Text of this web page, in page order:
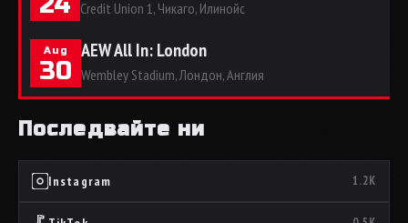
Credit Union 1, Чикаго, Илинойс
Aug
30
AEW All In: London
Wembley Stadium, Лондон, Англия
Последвайте ни
Instagram 1.2K